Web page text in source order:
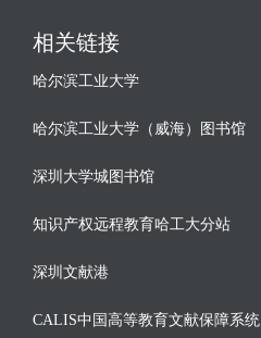
相关链接
哈尔滨工业大学
哈尔滨工业大学（威海）图书馆
深圳大学城图书馆
知识产权远程教育哈工大分站
深圳文献港
CALIS中国高等教育文献保障系统